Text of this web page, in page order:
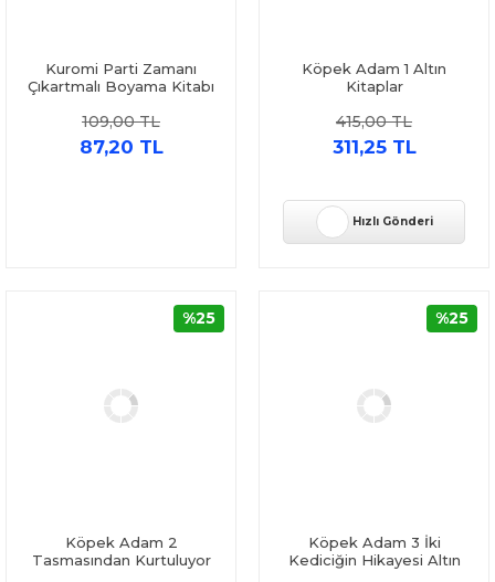
Kuromi Parti Zamanı
Çıkartmalı Boyama Kitabı
109,00 TL
87,20 TL
Köpek Adam 1 Altın
Kitaplar
415,00 TL
311,25 TL
Hızlı Gönderi
Köpek Adam 2
Tasmasından Kurtuluyor
%25
Köpek Adam 3 İki
Kediciğin Hikayesi Altın
%25